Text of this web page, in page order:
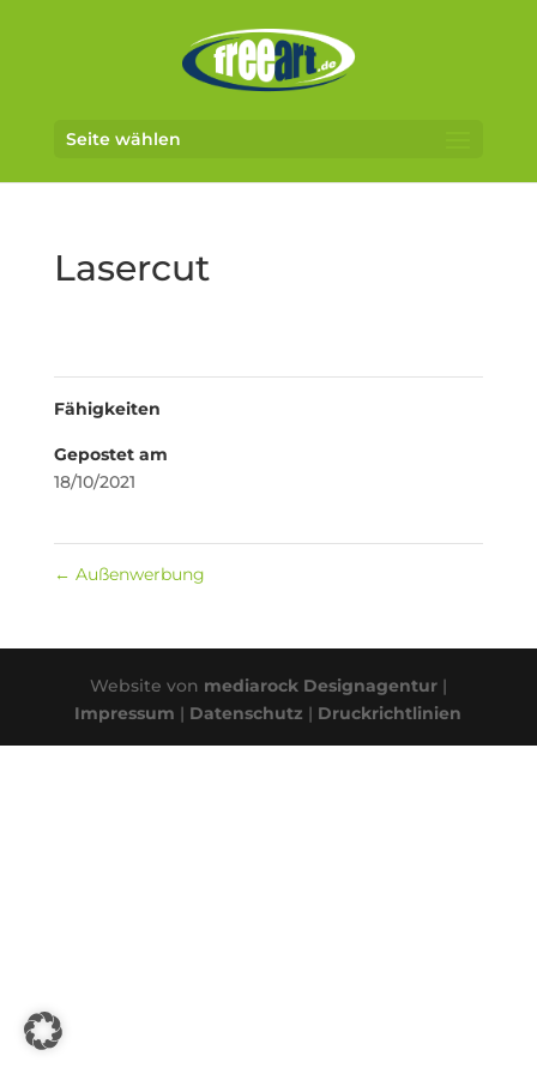
Seite wählen
Lasercut
Fähigkeiten
Gepostet am
18/10/2021
← Außenwerbung
Website von mediarock Designagentur|
Impressum | Datenschutz | Druckrichtlinien